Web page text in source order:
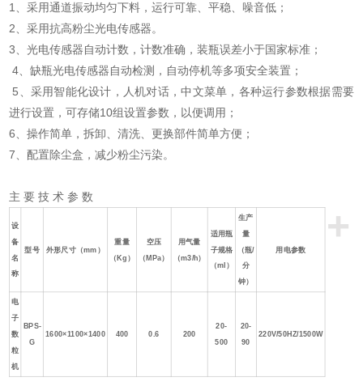
1、采用通道振动均匀下料，运行可靠、平稳、噪音低；
2、采用抗高粉尘光电传感器。
3、光电传感器自动计数，计数准确，装瓶误差小于国家标准；
4、缺瓶光电传感器自动检测，自动停机等多项安全装置；
5、采用智能化设计，人机对话，中文菜单，各种运行参数根据需要
进行设置，可存储10组设置参数，以便调用；
6、操作简单，拆卸、清洗、更换部件简单方便；
7、配置除尘盒，减少粉尘污染。
主 要 技 术 参 数
+
设
备
名
称
型号 外形尺寸（mm）
重量
（Kg）
空压
（MPa）
用气量
（m3/h）
适用瓶
子规格
（ml）
生产
量
（瓶/
分
钟）
用电参数
电
子
数
粒
机
BPS-
G
1600×1100×1400 400 0.6 200
20-
500
20-
90
220V/50HZ/1500W